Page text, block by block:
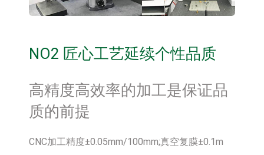
NO2 匠心工艺延续个性品质
高精度高效率的加工是保证品
质的前提
CNC加工精度±0.05mm/100mm;真空复膜±0.1m